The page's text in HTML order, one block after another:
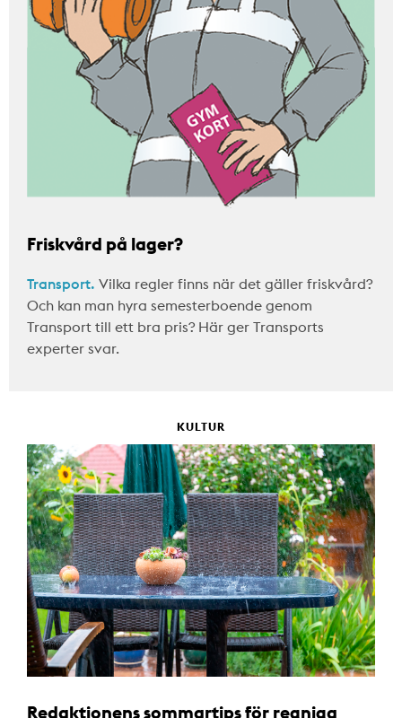
Friskvård på lager?
Transport. Vilka regler finns när det gäller friskvård?
Och kan man hyra semesterboende genom
Transport till ett bra pris? Här ger Transports
experter svar.
KULTUR
Redaktionens sommartips för regniga